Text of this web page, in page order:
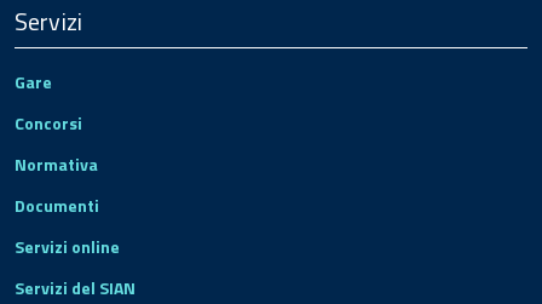
Servizi
Gare
Concorsi
Normativa
Documenti
Servizi online
Servizi del SIAN